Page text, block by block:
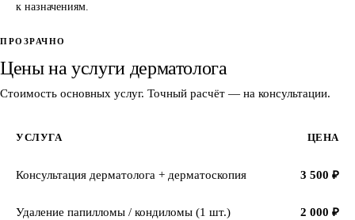
к назначениям.
ПРОЗРАЧНО
Цены на услуги дерматолога
Стоимость основных услуг. Точный расчёт — на консультации.
УСЛУГА ЦЕНА
Консультация дерматолога + дерматоскопия 3 500 ₽
Удаление папилломы / кондиломы (1 шт.) 2 000 ₽